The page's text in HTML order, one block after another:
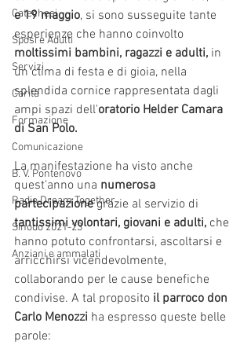
Catechesi
Sposi e Adulti
Servizi
Carità
Formazione
Comunicazione
B. V. Pontenovo
Radio Dream Together
Sinodo 2021-23
Anziani e ammalati
e 19 maggio, si sono susseguite tante
esperienze che hanno coinvolto
moltissimi bambini, ragazzi e adulti, in
un clima di festa e di gioia, nella
splendida cornice rappresentata dagli
ampi spazi dell'oratorio Helder Camara
di San Polo.
La manifestazione ha visto anche
quest'anno una numerosa
partecipazione grazie al servizio di
tantissimi volontari, giovani e adulti, che
hanno potuto confrontarsi, ascoltarsi e
arricchirsi vicendevolmente,
collaborando per le cause benefiche
condivise. A tal proposito il parroco don
Carlo Menozzi ha espresso queste belle
parole: